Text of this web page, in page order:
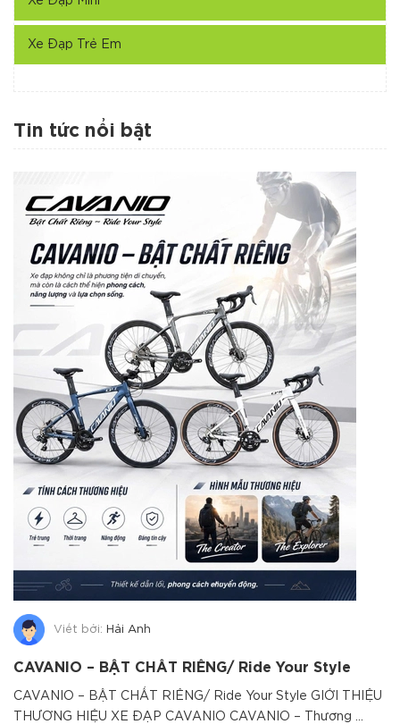
Xe Đạp Trẻ Em
Tin tức nổi bật
Viết bởi: Hải Anh
CAVANIO – BẬT CHẤT RIÊNG/ Ride Your Style
CAVANIO – BẬT CHẤT RIÊNG/ Ride Your Style GIỚI THIỆU
THƯƠNG HIỆU XE ĐẠP CAVANIO CAVANIO – Thương ...